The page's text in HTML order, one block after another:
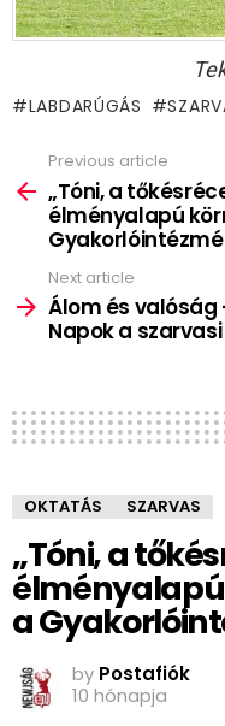
LABDARÚGÁS
more
Previous article
„Tóni, a
élményalapú
Next article
Álom és valóság
Napok a
OKTATÁS SZARVAS
„Tóni, a
a
by Postafiók
10 hónapja